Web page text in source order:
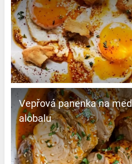
Vepřová panenka na
alobalu